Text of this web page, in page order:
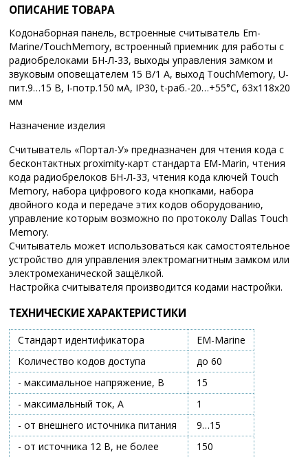
ОПИСАНИЕ ТОВАРА
Кодонаборная панель, встроенные считыватель Em-
Marine/TouchMemory, встроенный приемник для работы с
радиобрелоками БН-Л-33, выходы управления замком и
звуковым оповещателем 15 В/1 А, выход TouchMemory, U-
пит.9…15 В, I-потр.150 мА, IP30, t-раб.-20…+55°С, 63x118x20
мм
Назначение изделия
Считыватель «Портал-У» предназначен для чтения кода с
бесконтактных proximity-карт стандарта EM-Marin, чтения
кода радиобрелоков БН-Л-33, чтения кода ключей Touch
Memory, набора цифрового кода кнопками, набора
двойного кода и передаче этих кодов оборудованию,
управление которым возможно по протоколу Dallas Touch
Memory.
Считыватель может использоваться как самостоятельное
устройство для управления электромагнитным замком или
электромеханической защёлкой.
Настройка считывателя производится кодами настройки.
ТЕХНИЧЕСКИЕ ХАРАКТЕРИСТИКИ
Стандарт идентификатора
EM-Marine
Количество кодов доступа
до 60
- максимальное напряжение, В
15
- максимальный ток, А
1
- от внешнего источника питания
9…15
- от источника 12 В, не более
150